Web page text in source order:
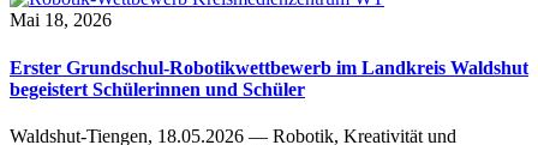
Mai 18, 2026
Erster Grundschul-Robotikwettbewerb im Landkreis Waldshut
begeistert Schülerinnen und Schüler
Waldshut-Tiengen, 18.05.2026 — Robotik, Kreativität und